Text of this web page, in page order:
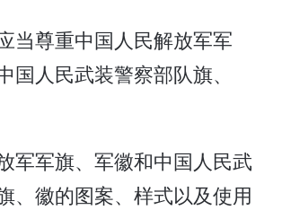
当尊重中国人民解放军军
国人民武装警察部队旗、
军军旗、军徽和中国人民武
、徽的图案、样式以及使用